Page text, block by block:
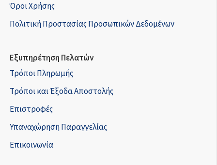
Όροι Χρήσης
Πολιτική Προστασίας Προσωπικών Δεδομένων
Εξυπηρέτηση Πελατών
Τρόποι Πληρωμής
Τρόποι και Έξοδα Αποστολής
Επιστροφές
Υπαναχώρηση Παραγγελίας
Επικοινωνία